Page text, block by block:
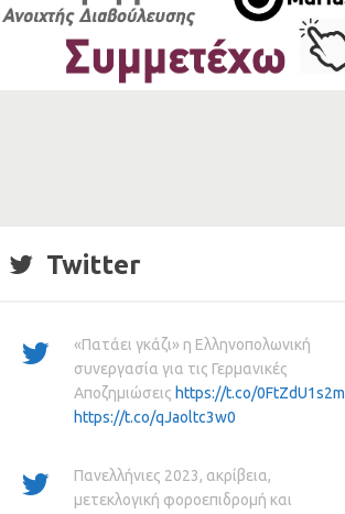
Twitter
«Πατάει γκάζι» η Ελληνοπολωνική
συνεργασία για τις Γερμανικές
Αποζημιώσεις https://t.co/0FtZdU1s2m
https://t.co/qJaoltc3w0
Πανελλήνιες 2023, ακρίβεια,
μετεκλογική φοροεπιδρομή και